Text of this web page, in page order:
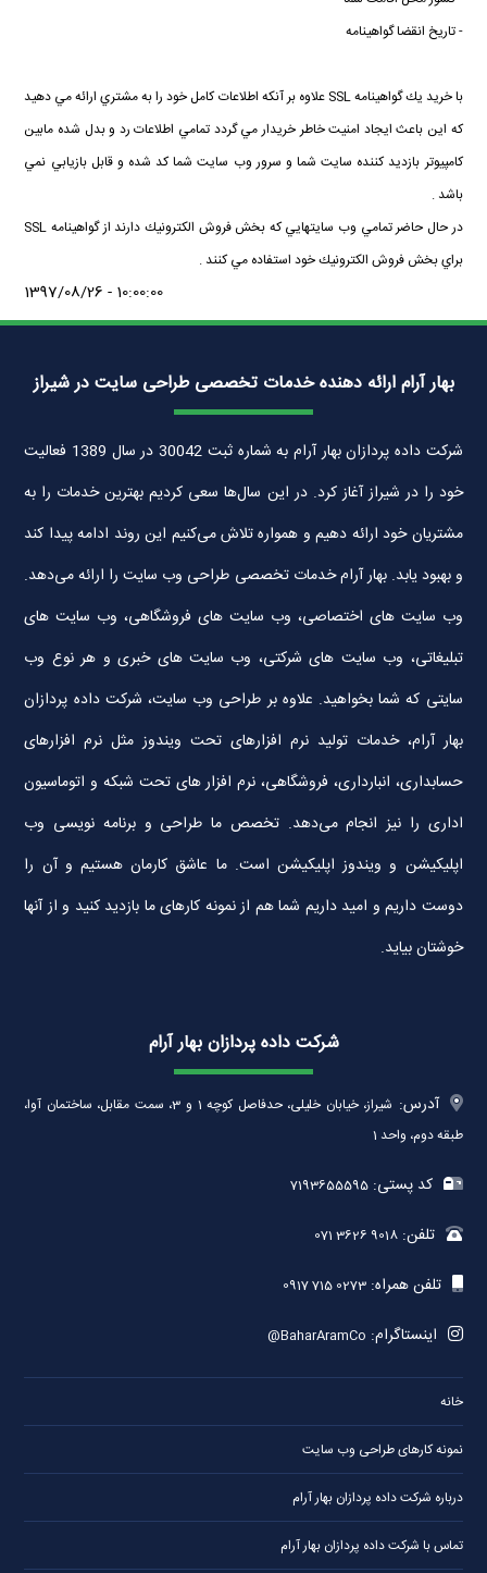
- تاريخ انقضا گواهينامه
با خريد يك گواهينامه SSL علاوه بر آنكه اطلاعات كامل خود را به مشتري ارائه مي دهيد
كه اين باعث ايجاد امنيت خاطر خريدار مي گردد تمامي اطلاعات رد و بدل شده مابين
كامپيوتر بازديد كننده سايت شما و سرور وب سايت شما كد شده و قابل بازيابي نمي
باشد .
در حال حاضر تمامي وب سايتهايي كه بخش فروش الكترونيك دارند از گواهينامه SSL
براي بخش فروش الكترونيك خود استفاده مي كنند .
1397/08/26 - 10:00:00
بهار آرام ارائه دهنده خدمات تخصصی طراحی سایت در شیراز
شرکت داده پردازان بهار آرام به شماره ثبت 30042 در سال 1389 فعالیت
خود را در شیراز آغاز کرد. در این سال‌ها سعی کردیم بهترین خدمات را به
مشتریان خود ارائه دهیم و همواره تلاش می‌کنیم این روند ادامه پیدا کند
و بهبود یابد. بهار آرام خدمات تخصصی طراحی وب سایت را ارائه می‌دهد.
وب سایت های اختصاصی، وب سایت های فروشگاهی، وب سایت های
تبلیغاتی، وب سایت های شرکتی، وب سایت های خبری و هر نوع وب
سایتی که شما بخواهید. علاوه بر طراحی وب سایت، شرکت داده پردازان
بهار آرام، خدمات تولید نرم افزارهای تحت ویندوز مثل نرم افزارهای
حسابداری، انبارداری، فروشگاهی، نرم افزار های تحت شبکه و اتوماسیون
اداری را نیز انجام می‌دهد. تخصص ما طراحی و برنامه نویسی وب
اپلیکیشن و ویندوز اپلیکیشن است. ما عاشق کارمان هستیم و آن را
دوست داریم و امید داریم شما هم از نمونه کارهای ما بازدید کنید و از آنها
خوشتان بیاید.
شرکت داده پردازان بهار آرام
آدرس:
شیراز، خیابان خلیلی، حدفاصل کوچه 1 و 3، سمت مقابل، ساختمان آوا،
طبقه دوم، واحد 1
کد پستی:7193655595
تلفن:071 3626 9018
تلفن همراه:0917 715 0273
اینستاگرام: @BaharAramCo
خانه
نمونه کارهای طراحی وب سایت
درباره شرکت داده پردازان بهار آرام
تماس با شرکت داده پردازان بهار آرام